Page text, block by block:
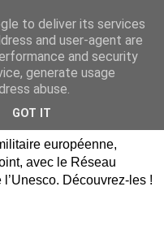
Dauphin,
Hautes-
européenne,
avec le Réseau
Découvrez-les !
to deliver its services
and user-agent are
and security
generate usage
abuse.
GOT IT